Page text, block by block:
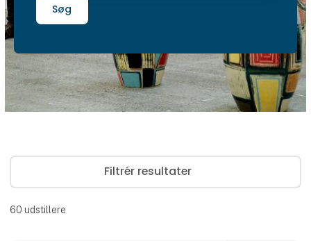
Søg
Filtrér resultater
60 udstillere